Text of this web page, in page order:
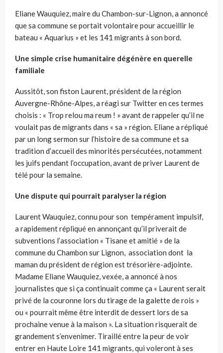
Eliane Wauquiez, maire du Chambon-sur-Lignon, a annoncé
que sa commune se portait volontaire pour accueillir le
bateau « Aquarius » et les 141 migrants à son bord.
Une simple crise humanitaire dégénère en querelle
familiale
Aussitôt, son fiston Laurent, président de la région
Auvergne-Rhône-Alpes, a réagi sur Twitter en ces termes
choisis : « Trop relou ma reum ! » avant de rappeler qu’il ne
voulait pas de migrants dans « sa » région. Eliane a répliqué
par un long sermon sur l’histoire de sa commune et sa
tradition d’accueil des minorités persécutées, notamment
les juifs pendant l’occupation, avant de priver Laurent de
télé pour la semaine.
Une dispute qui pourrait paralyser la région
Laurent Wauquiez, connu pour son tempérament impulsif,
a rapidement répliqué en annonçant qu’il priverait de
subventions l’association « Tisane et amitié » de la
commune du Chambon sur Lignon, association dont la
maman du président de région est trésorière-adjointe.
Madame Eliane Wauquiez, vexée, a annoncé à nos
journalistes que si ça continuait comme ça « Laurent serait
privé de la couronne lors du tirage de la galette de rois »
ou « pourrait même être interdit de dessert lors de sa
prochaine venue à la maison ». La situation risquerait de
grandement s’envenimer. Tiraillé entre la peur de voir
entrer en Haute Loire 141 migrants, qui voleront à ses